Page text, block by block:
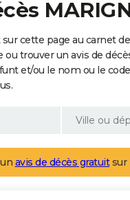
cette page au carnet
trouver un avis de
et/ou le nom ou le
avis de décès gratuitsur